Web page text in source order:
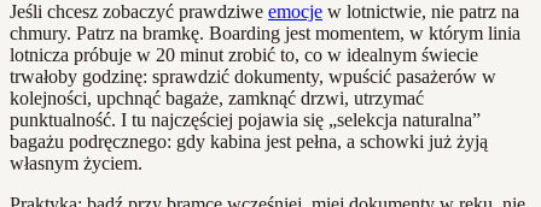
Jeśli chcesz zobaczyć prawdziwe emocje w lotnictwie, nie patrz na
chmury. Patrz na bramkę. Boarding jest momentem, w którym linia
lotnicza próbuje w 20 minut zrobić to, co w idealnym świecie
trwałoby godzinę: sprawdzić dokumenty, wpuścić pasażerów w
kolejności, upchnąć bagaże, zamknąć drzwi, utrzymać
punktualność. I tu najczęściej pojawia się „selekcja naturalna”
bagażu podręcznego: gdy kabina jest pełna, a schowki już żyją
własnym życiem.